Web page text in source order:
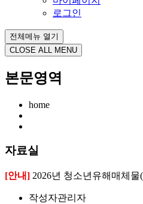
로그인
전체메뉴 열기
CLOSE ALL MENU
본문영역
home
자료실
[안내] 2026년 청소년유해매체
작성자관리자